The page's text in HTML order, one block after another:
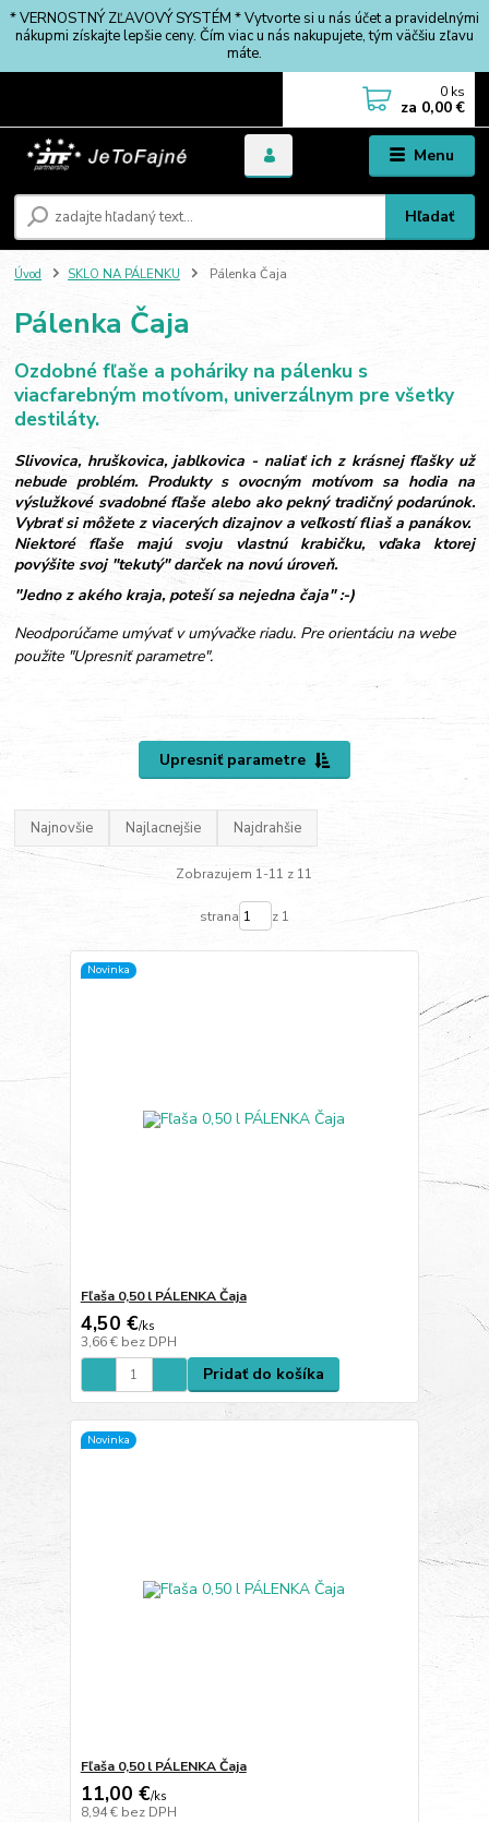
* VERNOSTNÝ ZĽAVOVÝ SYSTÉM * Vytvorte si u nás účet a pravidelnými
nákupmi získajte lepšie ceny. Čím viac u nás nakupujete, tým väčšiu zľavu
máte.
Menu
Hľadať
0 ks
za 0,00 €
Úvod SKLO NA PÁLENKU Pálenka Čaja
Pálenka Čaja
Ozdobné fľaše a poháriky na pálenku s
viacfarebným motívom, univerzálnym pre všetky
destiláty.
Slivovica, hruškovica, jablkovica - naliať ich z krásnej fľašky už
nebude problém. Produkty s ovocným motívom sa hodia na
výslužkové svadobné fľaše alebo ako pekný tradičný podarúnok.
Vybrať si môžete z viacerých dizajnov a veľkostí fliaš a panákov.
Niektoré fľaše majú svoju vlastnú krabičku, vďaka ktorej
povýšite svoj "tekutý" darček na novú úroveň.
"Jedno z akého kraja, poteší sa nejedna čaja" :-)
Neodporúčame umývať v umývačke riadu. Pre orientáciu na webe
použite "Upresniť parametre".
Upresniť parametre
Najnovšie Najlacnejšie Najdrahšie
Zobrazujem 1-11 z 11
strana z 1
Novinka
Fľaša 0,50 l PÁLENKA Čaja
4,50 €/ks
3,66 € bez DPH
Pridať do košíka
Novinka
Fľaša 0,50 l PÁLENKA Čaja
11,00 €/ks
8,94 € bez DPH